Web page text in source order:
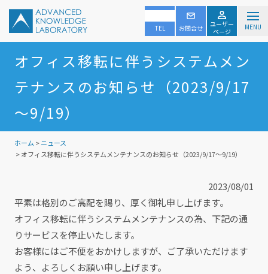
TEL お問合せ
ユーザー
ページ
MENU
オフィス移転に伴うシステムメン
テナンスのお知らせ（2023/9/17
～9/19）
ホーム >ニュース
> オフィス移転に伴うシステムメンテナンスのお知らせ（2023/9/17～9/19）
2023/08/01
平素は格別のご高配を賜り、厚く御礼申し上げます。
オフィス移転に伴うシステムメンテナンスの為、下記の通
りサービスを停止いたします。
お客様にはご不便をおかけしますが、ご了承いただけます
よう、よろしくお願い申し上げます。